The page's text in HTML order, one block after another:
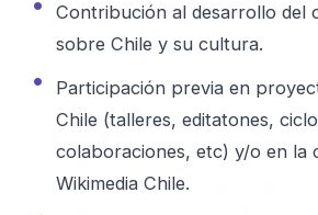
Contribución al desarrollo del
sobre Chile y su cultura.
Participación previa en
Chile (talleres, editatones,
colaboraciones, etc) y/o en la
Wikimedia Chile.